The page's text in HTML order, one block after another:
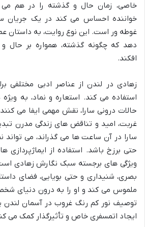
خاصی، زمان حال و گذشته را در هم می
خواننده احساس می کند در یک جریان
غوطه ور است. این نوع روایت، به
دهد که چگونه گذشته، همواره بر حال
افکند.
زهادی در لندن از عناصر ادبی مختلفی
استفاده می کند. استعاره و نماد، به
حالات درونی سارا، نقش مهمی ایفا می
غربت، امید و تناقض های زندگی مدرن
سارا در آن ساعت ها می گذراند، می تواند
حتی برزخ باشد. استفاده از ایماژپردازی
ویژگی های برجسته سبک نگارش زهادی
بصری، شنیداری و حتی بویایی، فضای
ملموس می کند و او را به درون دنیای
توصیف نور کم رنگ غروب در آسمان لندن
ایجاد اتمسفری خاص و تأثیرگذار کمک می